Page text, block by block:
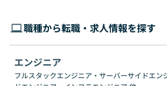
職種から転職・求人情報を探す
エンジニア
フルスタックエンジニア・サーバーサイドエン